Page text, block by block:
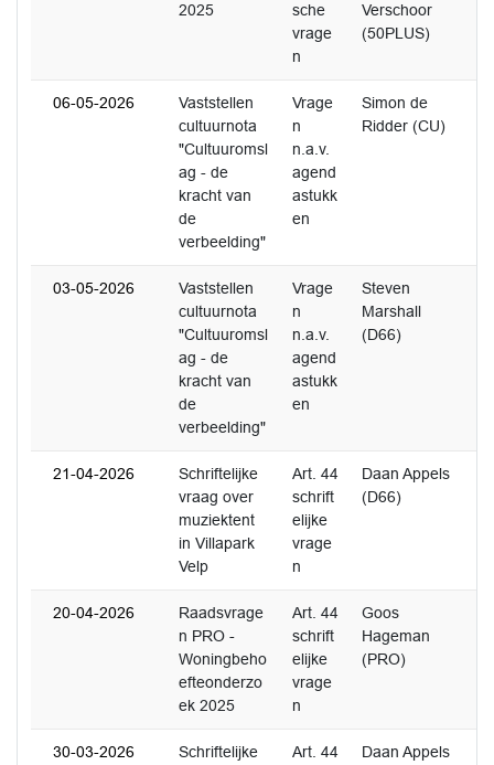
2025
sche
vrage
n
Verschoor
(50PLUS)
06-05-2026
Vaststellen
cultuurnota
"Cultuuromsl
ag - de
kracht van
de
verbeelding"
Vrage
n
n.a.v.
agend
astukk
en
Simon de
Ridder (CU)
03-05-2026
Vaststellen
cultuurnota
"Cultuuromsl
ag - de
kracht van
de
verbeelding"
Vrage
n
n.a.v.
agend
astukk
en
Steven
Marshall
(D66)
21-04-2026
Schriftelijke
vraag over
muziektent
in Villapark
Velp
Art. 44
schrift
elijke
vrage
n
Daan Appels
(D66)
20-04-2026
Raadsvrage
n PRO -
Woningbeho
efteonderzo
ek 2025
Art. 44
schrift
elijke
vrage
n
Goos
Hageman
(PRO)
30-03-2026 Schriftelijke Art. 44 Daan Appels